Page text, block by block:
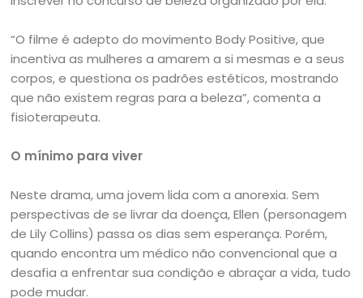
“O filme é adepto do movimento Body Positive, que
incentiva as mulheres a amarem a si mesmas e a seus
corpos, e questiona os padrões estéticos, mostrando
que não existem regras para a beleza”, comenta a
fisioterapeuta.
O mínimo para viver
Neste drama, uma jovem lida com a anorexia. Sem
perspectivas de se livrar da doença, Ellen (personagem
de Lily Collins) passa os dias sem esperança. Porém,
quando encontra um médico não convencional que a
desafia a enfrentar sua condição e abraçar a vida, tudo
pode mudar.